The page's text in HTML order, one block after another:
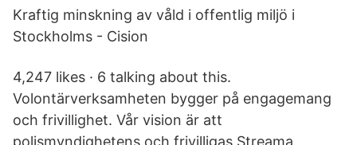
Kraftig minskning av våld i offentlig miljö i
Stockholms - Cision
4,247 likes · 6 talking about this.
Volontärverksamheten bygger på engagemang
och frivillighet. Vår vision är att
polismyndighetens och frivilligas Streama